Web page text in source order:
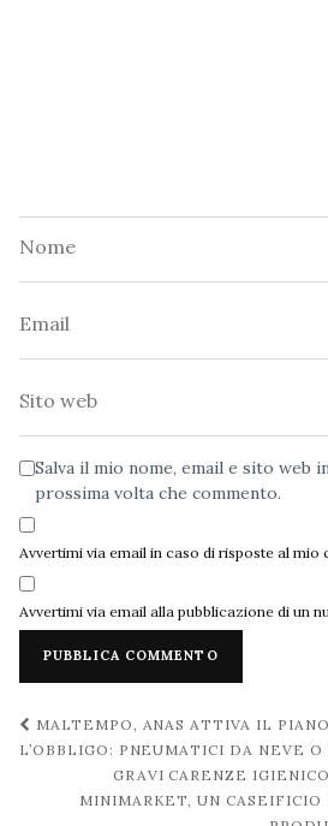
Salva il mio nome, email e sito web
prossima volta che commento.
Avvertimi via email in caso di risposte al mio
Avvertimi via email alla pubblicazione di un
Navigazione
post
MALTEMPO, ANAS ATTIVA IL
L’OBBLIGO: PNEUMATICI DA NEVE
GRAVI CARENZE
MINIMARKET, UN